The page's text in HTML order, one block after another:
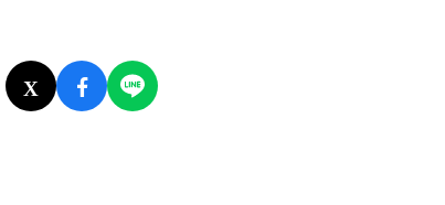
きる家族風呂のある人気の温泉宿を紹介しまし
家族やカップルで楽しめるのがうれしいです